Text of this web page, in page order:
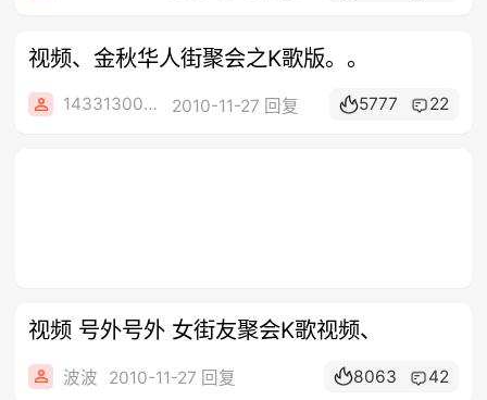
视频、金秋华人街聚会之K歌版。。
1433130082 2010-11-27 回复 5777 22
视频 号外号外 女街友聚会K歌视频、
波波 2010-11-27 回复 8063 42